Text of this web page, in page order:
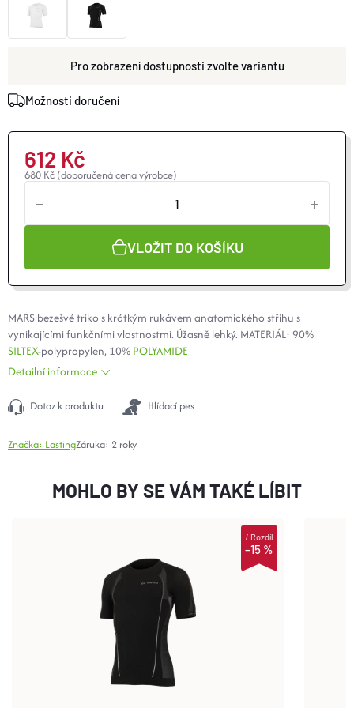
O nás
Moje objednávka
zvolte variantu
Možnosti doručení
680 Kč (doporučená cena výrobce)
612 Kč
VLOŽIT DO KOŠÍKU
MARS bezešvé triko s krátkým rukávem anatomického střihu s
vynikajícími funkčními vlastnostmi. Úžasně lehký. MATERIÁL: 90%
SILTEX-polypropylen, 10% POLYAMIDE
Detailní informace
Dotaz k produktu Hlídací pes
Značka: LastingZáruka: 2 roky
MOHLO BY SE VÁM TAKÉ LÍBIT
–15 %
iRozdíl